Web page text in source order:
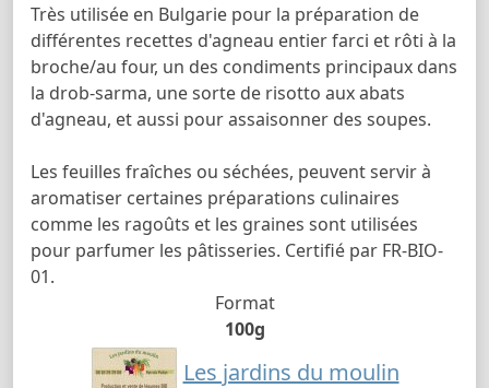
Très utilisée en Bulgarie pour la préparation de
différentes recettes d'agneau entier farci et rôti à la
broche/au four, un des condiments principaux dans
la drob-sarma, une sorte de risotto aux abats
d'agneau, et aussi pour assaisonner des soupes.
Les feuilles fraîches ou séchées, peuvent servir à
aromatiser certaines préparations culinaires
comme les ragoûts et les graines sont utilisées
pour parfumer les pâtisseries. Certifié par FR-BIO-
01.
Format
100g
Les jardins du moulin